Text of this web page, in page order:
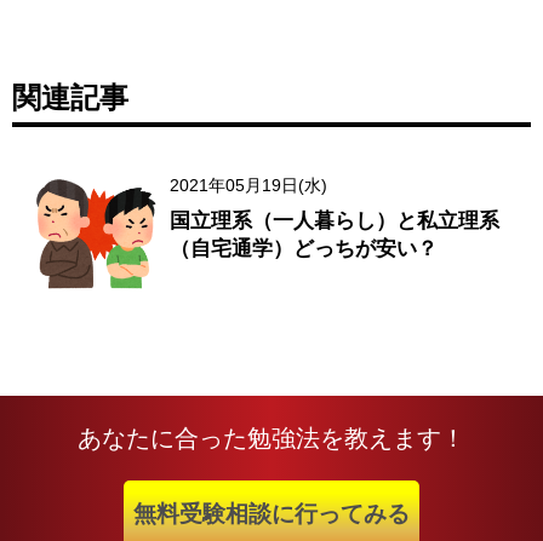
関連記事
2021年05月19日(水)
国立理系（一人暮らし）と私立理系
（自宅通学）どっちが安い？
あなたに合った勉強法を教えます！
無料受験相談に行ってみる